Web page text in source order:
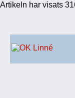
Artikeln har visats